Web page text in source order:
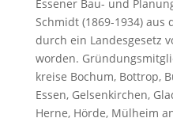
Es­se­ner Bau- und
Schmidt (1869-1934) aus
durch ein Lan­des­ge­setz
wor­den.
krei­se Bo­chum, Bot­trop,
Es­sen, Gel­sen­kir­chen,
Her­ne, Hör­de, Mül­heim